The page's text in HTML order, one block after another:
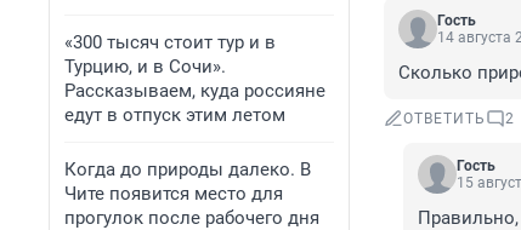
«300 тысяч стоит тур и в
Турцию, и в Сочи».
Рассказываем, куда россияне
едут в отпуск этим летом
Когда до природы далеко. В
Чите появится место для
прогулок после рабочего дня
Гость
14 августа
Сколько
ОТВЕТИТЬ 2
Гость
15